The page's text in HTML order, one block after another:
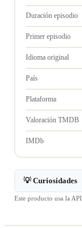
Duración episodio
Primer episodio
Idioma original
País
Plataforma
Valoración TMDB
IMDb
💡 Curiosidades
Este producto usa la